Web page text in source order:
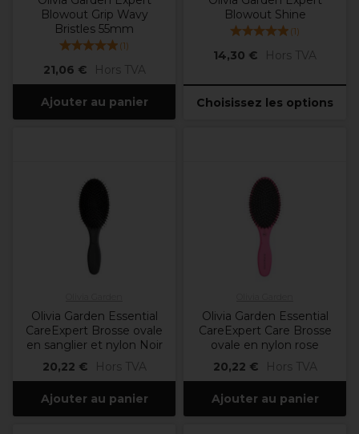
Blowout Grip Wavy
Bristles 55mm
(1)
21,06 € Hors TVA
Ajouter au panier
Blowout Shine
(1)
14,30 € Hors TVA
Choisissez les options
Olivia Garden Essential
CareExpert Brosse ovale
en sanglier et nylon Noir
20,22 €
Hors TVA
Ajouter au panier
Olivia Garden Essential
CareExpert Care Brosse
ovale en nylon rose
20,22 €
Hors TVA
Ajouter au panier